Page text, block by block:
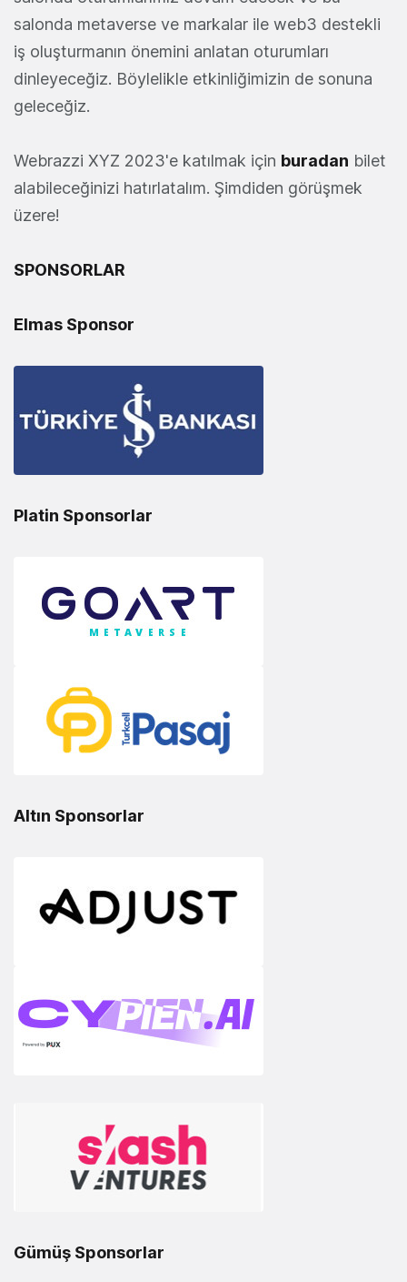
salonda metaverse ve markalar ile web3 destekli
iş oluşturmanın önemini anlatan oturumları
dinleyeceğiz. Böylelikle etkinliğimizin de sonuna
geleceğiz.
Webrazzi XYZ 2023'e katılmak için buradan bilet
alabileceğinizi hatırlatalım. Şimdiden görüşmek
üzere!
SPONSORLAR
Elmas Sponsor
Platin Sponsorlar
Altın Sponsorlar
Gümüş Sponsorlar